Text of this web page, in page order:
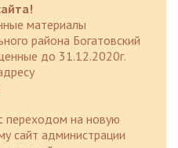
материалы
района Богатовский
до 31.12.2020г.
переходом на новую
сайт администрации